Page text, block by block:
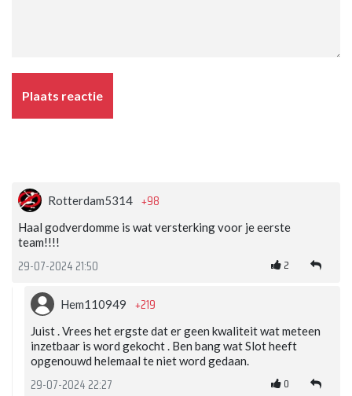
Plaats reactie
Rotterdam5314 +98
Haal godverdomme is wat versterking voor je eerste
team!!!!
29-07-2024 21:50 2
Hem110949 +219
Juist . Vrees het ergste dat er geen kwaliteit wat meteen
inzetbaar is word gekocht . Ben bang wat Slot heeft
opgenouwd helemaal te niet word gedaan.
29-07-2024 22:27 0